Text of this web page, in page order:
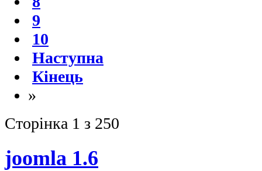
9
10
Наступна
Кінець
»
Сторінка 1 з 250
joomla 1.6